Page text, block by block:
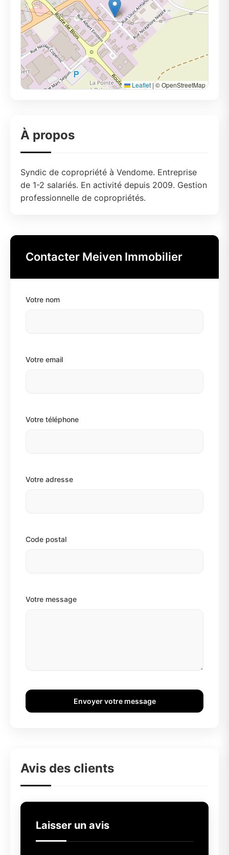
Leaflet |© OpenStreetMap
À propos
Syndic de copropriété à Vendome. Entreprise
de 1-2 salariés. En activité depuis 2009. Gestion
professionnelle de copropriétés.
Contacter Meiven Immobilier
Votre nom
Votre email
Votre téléphone
Votre adresse
Code postal
Votre message
Envoyer votre message
Avis des clients
Laisser un avis